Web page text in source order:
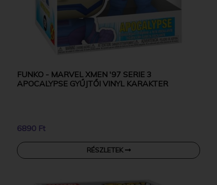
FUNKO - MARVEL XMEN '97 SERIE 3
APOCALYPSE GYŰJTŐI VINYL KARAKTER
6890 Ft
RÉSZLETEK